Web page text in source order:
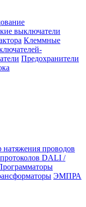
выключатели
Клеммные
Предохранители
натяжения проводов
DALI /
ЭМПРА